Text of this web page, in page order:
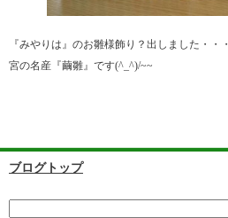
『みやりは』のお雛様飾り？出しました・・・
宮の名産『繭雛』です(^_^)/~~
ブログトップ